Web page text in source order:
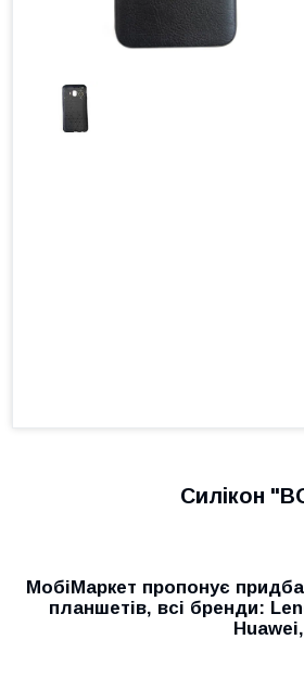
Силікон
МобiМаркет пропонує
планшетів, всі бренди: